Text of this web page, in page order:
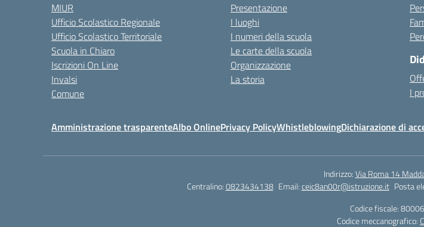
MIUR
Ufficio Scolastico Regionale
Ufficio Scolastico Territoriale
Scuola in Chiaro
Iscrizioni On Line
Invalsi
Comune
Presentazione
I luoghi
I numeri della scuola
Le carte della scuola
Organizzazione
La storia
I
Amministrazione trasparenteAlbo OnlinePrivacy PolicyWhistleblowingDichiarazione di
Indirizzo:Via Roma 14
Centralino:0823434138 Email:ceic8an00r@istruzione.it Posta
Codice fiscale:
Codice meccanografico: